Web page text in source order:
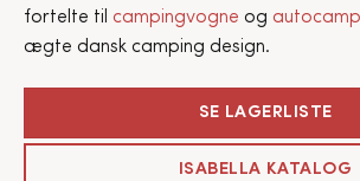
fortelte til campingvogne og
ægte dansk camping design.
SE LAGERLISTE
ISABELLA KATALOG